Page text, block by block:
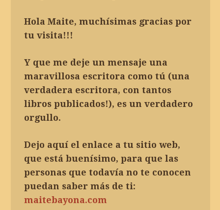
Hola Maite, muchísimas gracias por
tu visita!!!
Y que me deje un mensaje una
maravillosa escritora como tú (una
verdadera escritora, con tantos
libros publicados!), es un verdadero
orgullo.
Dejo aquí el enlace a tu sitio web,
que está buenísimo, para que las
personas que todavía no te conocen
puedan saber más de ti:
maitebayona.com